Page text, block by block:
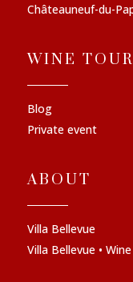
Châteauneuf-du-
WINE
Blog
Private event
ABOUT
Villa Bellevue
Villa Bellevue •